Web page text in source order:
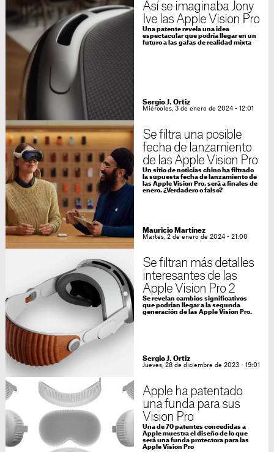
Así se imaginaba Jony
Ive las Apple Vision Pro
Una patente revela una idea
espectacular que podría llegar en un
futuro a las gafas de realidad mixta
Sergio J. Ortiz
Miércoles, 3 de enero de 2024 - 12:01
Se filtra una posible
fecha de lanzamiento
de las Apple Vision Pro
Un sitio de noticias chino ha filtrado
la supuesta fecha de lanzamiento de
las Apple Vision Pro, será a finales de
enero. ¿Verdadero o falso?
Mauricio Martínez
Martes, 2 de enero de 2024 - 21:00
Se filtran más detalles
interesantes de las
Apple Vision Pro 2
Se revelan cambios significativos
que podrían llegar a la segunda
generación de las Apple Vision Pro.
Sergio J. Ortiz
Jueves, 28 de diciembre de 2023 - 19:01
Apple ha patentado
una funda para sus
Vision Pro
Una de 70 patentes concedidas a
Apple muestra el diseño de lo que
será una funda protectora para las
Apple Vision Pro